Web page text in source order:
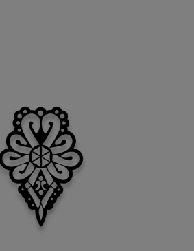
dzięki naszemu stalowemu
okręgu.
DO KOSZYKA
ZOBACZ WIĘCEJ